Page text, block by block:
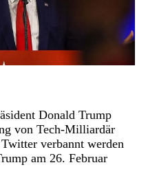
Donald Trump
von Tech-Milliardär
verbannt werden
am 26. Februar